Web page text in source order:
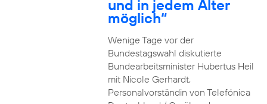
und in jedem Alter
möglich“
Wenige Tage vor der
Bundestagswahl diskutierte
Bundearbeitsminister Hubertus Heil
mit Nicole Gerhardt,
Personalvorständin von Telefónica